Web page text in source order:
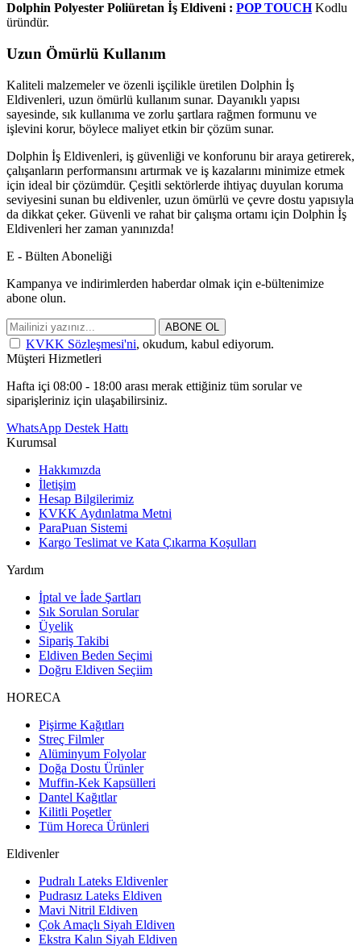
Dolphin Polyester Poliüretan İş Eldiveni : POP TOUCH Kodlu
üründür.
Uzun Ömürlü Kullanım
Kaliteli malzemeler ve özenli işçilikle üretilen Dolphin İş
Eldivenleri, uzun ömürlü kullanım sunar. Dayanıklı yapısı
sayesinde, sık kullanıma ve zorlu şartlara rağmen formunu ve
işlevini korur, böylece maliyet etkin bir çözüm sunar.
Dolphin İş Eldivenleri, iş güvenliği ve konforunu bir araya getirerek,
çalışanların performansını artırmak ve iş kazalarını minimize etmek
için ideal bir çözümdür. Çeşitli sektörlerde ihtiyaç duyulan koruma
seviyesini sunan bu eldivenler, uzun ömürlü ve çevre dostu yapısıyla
da dikkat çeker. Güvenli ve rahat bir çalışma ortamı için Dolphin İş
Eldivenleri her zaman yanınızda!
E - Bülten Aboneliği
Kampanya ve indirimlerden haberdar olmak için e-bültenimize
abone olun.
ABONE OL
KVKK Sözleşmesi'ni, okudum, kabul ediyorum.
Müşteri Hizmetleri
Hafta içi 08:00 - 18:00 arası merak ettiğiniz tüm sorular ve
siparişleriniz için ulaşabilirsiniz.
WhatsApp Destek Hattı
Kurumsal
Hakkımızda
İletişim
Hesap Bilgilerimiz
KVKK Aydınlatma Metni
ParaPuan Sistemi
Kargo Teslimat ve Kata Çıkarma Koşulları
Yardım
İptal ve İade Şartları
Sık Sorulan Sorular
Üyelik
Sipariş Takibi
Eldiven Beden Seçimi
Doğru Eldiven Seçiim
HORECA
Pişirme Kağıtları
Streç Filmler
Alüminyum Folyolar
Doğa Dostu Ürünler
Muffin-Kek Kapsülleri
Dantel Kağıtlar
Kilitli Poşetler
Tüm Horeca Ürünleri
Eldivenler
Pudralı Lateks Eldivenler
Pudrasız Lateks Eldiven
Mavi Nitril Eldiven
Çok Amaçlı Siyah Eldiven
Ekstra Kalın Siyah Eldiven